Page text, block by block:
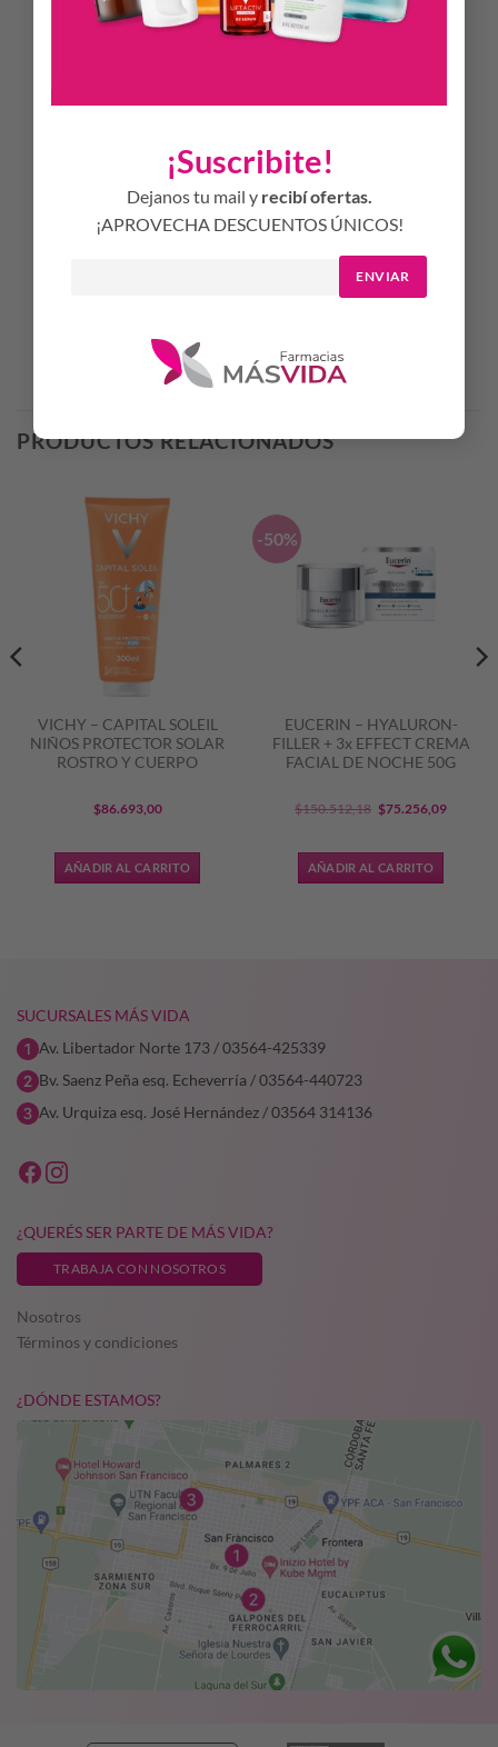
¡Suscribite!
Dejanos tu mail y recibí ofertas.
¡APROVECHA DESCUENTOS ÚNICOS!
ENVIAR
Oftalmológicamente Probada
Productos Relacionados
PRODUCTOS RELACIONADOS
VICHY – CAPITAL SOLEIL
NIÑOS PROTECTOR SOLAR
ROSTRO Y CUERPO
$86.693,00
AÑADIR AL CARRITO
-50%
EUCERIN – HYALURON-
FILLER + 3x EFFECT CREMA
FACIAL DE NOCHE 50G
$150.512,18 El
original
era:
$75.256,09El
AÑADIR AL CARRITO
SUCURSALES MÁS VIDA
Av. Libertador Norte 173 / 03564-425339
Bv. Saenz Peña esq. Echeverría / 03564-440723
Av. Urquiza esq. José Hernández / 03564 314136
¿QUERÉS SER PARTE DE MÁS VIDA?
TRABAJA CON NOSOTROS
Nosotros
Términos y condiciones
¿DÓNDE ESTAMOS?